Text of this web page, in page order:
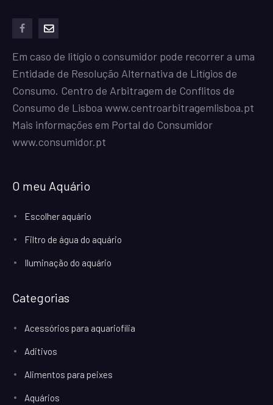
Em caso de litígio o consumidor pode recorrer a uma
Entidade de Resolução Alternativa de Litígios de
Consumo. Centro de Arbitragem de Conflitos de
Consumo de Lisboa www.centroarbitragemlisboa.pt
Mais informações em Portal do Consumidor
www.consumidor.pt
O meu Aquário
Escolher aquário
Filtro de água do aquário
Iluminação do aquário
Categorias
Acessórios para aquariofilia
Aditivos
Alimentos para peixes
Aquários